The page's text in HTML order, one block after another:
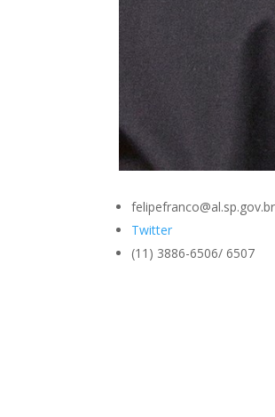
felipefranco@al.sp.gov.br
Twitter
(11) 3886-6506/ 6507